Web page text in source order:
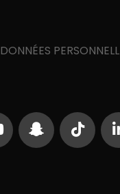
DONNÉES